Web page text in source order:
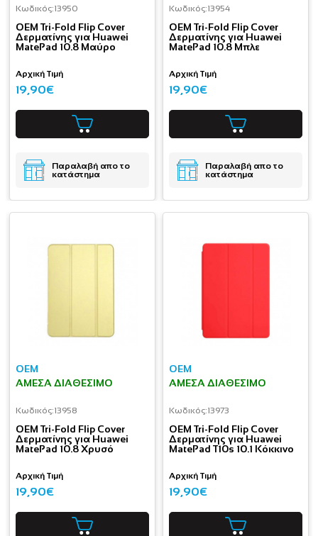
Κωδικός:13950
OEM Tri-Fold Flip Cover
Δερματίνης για Huawei
MatePad 10.8 Μαύρο
Αρχική Τιμή
19,90€
Παραλαβή απο το
κατάστημα
Κωδικός:13954
OEM Tri-Fold Flip Cover
Δερματίνης για Huawei
MatePad 10.8 Μπλε
Αρχική Τιμή
19,90€
Παραλαβή απο το
κατάστημα
OEM
ΆΜΕΣΑ ΔΙΑΘΈΣΙΜΟ
Κωδικός:13958
OEM Tri-Fold Flip Cover
Δερματίνης για Huawei
MatePad 10.8 Χρυσό
Αρχική Τιμή
19,90€
OEM
ΆΜΕΣΑ ΔΙΑΘΈΣΙΜΟ
Κωδικός:13973
OEM Tri-Fold Flip Cover
Δερματίνης για Huawei
MatePad T10s 10.1 Κόκκινο
Αρχική Τιμή
19,90€